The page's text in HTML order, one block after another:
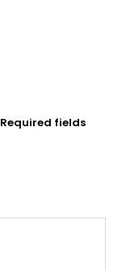
Required fields